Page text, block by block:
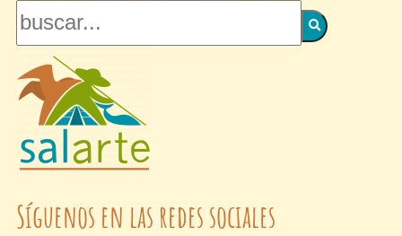
Síguenos en las redes sociales